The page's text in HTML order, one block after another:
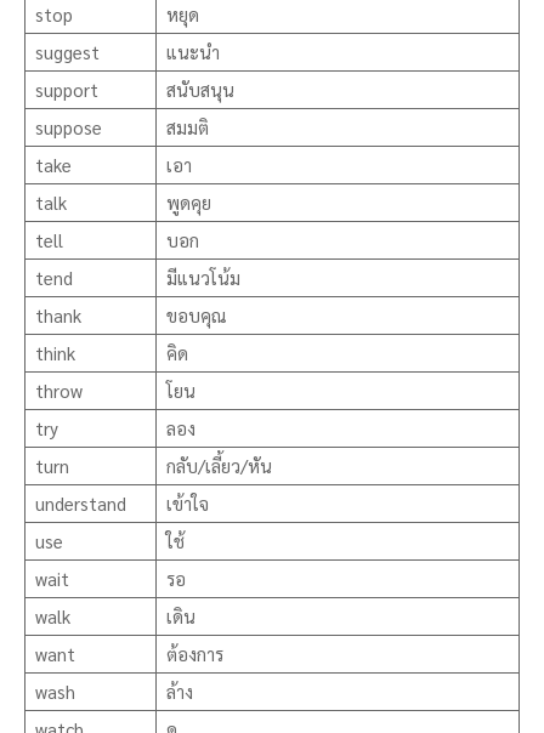
stop
หยุด
suggest
แนะนำ
support
สนับสนุน
suppose
สมมติ
take
เอา
talk
พูดคุย
tell
บอก
tend
มีแนวโน้ม
thank
ขอบคุณ
think
คิด
throw
โยน
try
ลอง
turn
กลับ/เลี้ยว/หัน
understand
เข้าใจ
use
ใช้
wait
รอ
walk
เดิน
want
ต้องการ
wash
ล้าง